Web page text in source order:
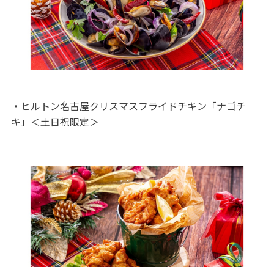
・ヒルトン名古屋クリスマスフライドチキン「ナゴチ
キ」＜土日祝限定＞